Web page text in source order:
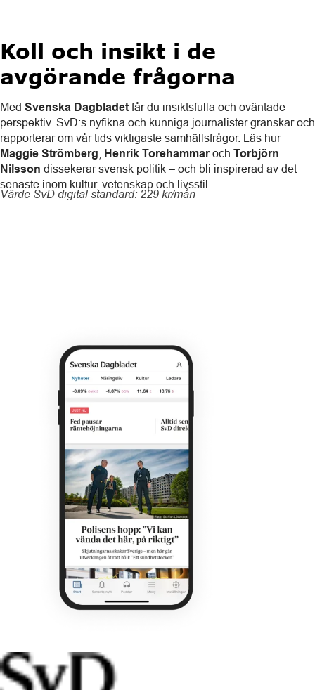
Koll och insikt i de
avgörande frågorna
Med Svenska Dagbladet får du insiktsfulla och oväntade
perspektiv. SvD:s nyfikna och kunniga journalister granskar och
rapporterar om vår tids viktigaste samhällsfrågor. Läs hur
Maggie Strömberg
Henrik Torehammaroch Torbjörn
Nilsson dissekerar svensk politik – och bli inspirerad av det
senaste inom kultur, vetenskap och livsstil.
Värde SvD digital standard: 229 kr/mån